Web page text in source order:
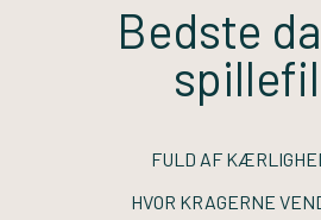
Bedste
FULD AF
HVOR KRAGERNE